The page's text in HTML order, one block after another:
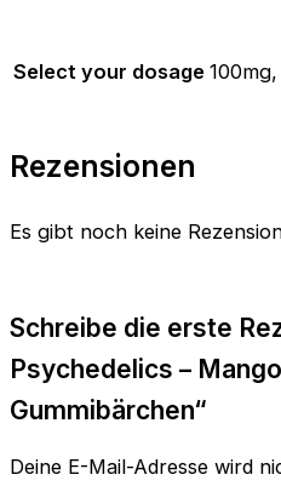
Select your dosage
Rezensionen
Es gibt noch keine
Schreibe die erste
Psychedelics –
Gummibärchen“
Deine E-Mail-Adresse wird